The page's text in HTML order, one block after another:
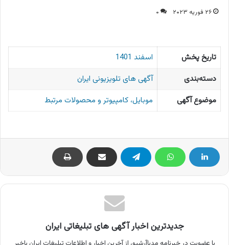
۲۶ فوریه ۲۰۲۳ ۰
تاریخ پخش
اسفند 1401
دسته‌بندی
آگهی های تلویزیونی ایران
موضوع آگهی
موبایل، کامپیوتر و محصولات مرتبط
جدیدترین اخبار آگهی های تبلیغاتی ایران